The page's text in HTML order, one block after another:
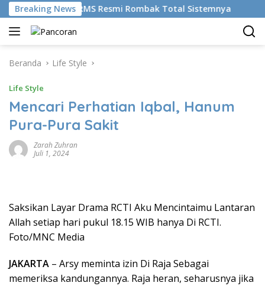
Langsung
ke
konten
Breaking News
AI, BRMS Resmi Rombak Total Sistemnya
Beranda Life Style
Life Style
Mencari Perhatian Iqbal, Hanum
Pura-Pura Sakit
Zarah Zuhran
Juli 1, 2024
Saksikan Layar Drama RCTI Aku Mencintaimu Lantaran
Allah setiap hari pukul 18.15 WIB hanya Di RCTI.
Foto/MNC Media
JAKARTA – Arsy meminta izin Di Raja Sebagai
memeriksa kandungannya. Raja heran, seharusnya jika